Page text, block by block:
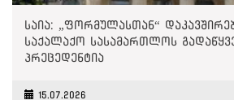
საია: „ფორმულასთან“
საქალაქო სასამართლოს
პრეცედენტია
15.07.2026